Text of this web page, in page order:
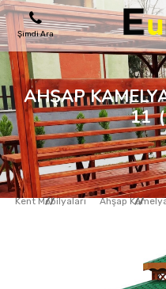
Şimdi Ara
OYUN PARKLARI
SKATEPARKLAR
AHŞAP EVLER
AHŞAP
11
Kent Mobilyaları Ahşap